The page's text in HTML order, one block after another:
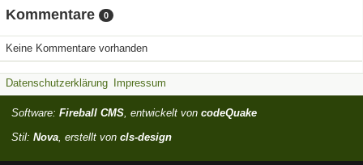
Kommentare 0
Keine Kommentare vorhanden
Datenschutzerklärung Impressum
Software: Fireball CMS, entwickelt von codeQuake
Stil: Nova, erstellt von cls-design